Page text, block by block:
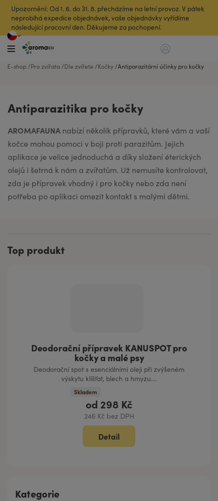
Upozornění: Od 1. 6. do 31. 8. přecházíme na letní provoz. V pátek
neprobíhá expedice objednávek, vaše objednávky vyřídíme
následující pracovní den. Děkujeme za pochopení.
E-shop Pro zvířata Dle zvířete Kočky Antiparazitární účinky pro kočky
Antiparazitika pro kočky
AROMAFAUNAnabízí několik přípravků, které vám a vaší
kočce mohou pomoci v boji proti parazitům. Jejich
aplikace je velice jednoduchá a díky složení éterických
olejů i šetrná k nám a zvířatům. Už nemusíte kontrolovat,
zda je přípravek vhodný i pro kočky nebo zda není
potřeba po aplikaci omezit kontakt s malými dětmi.
Top produkt
Deodorační přípravek KANUSPOT pro
kočky a malé psy
Deodorační spot s esenciálními oleji při zvýšeném
výskytu klíšťat, blech a hmyzu....
Skladem
od 298 Kč
246 Kč bez DPH
Detail
Kategorie